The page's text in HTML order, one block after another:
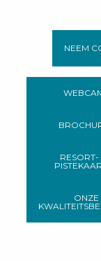
NEEM
RESORT-
ONZE